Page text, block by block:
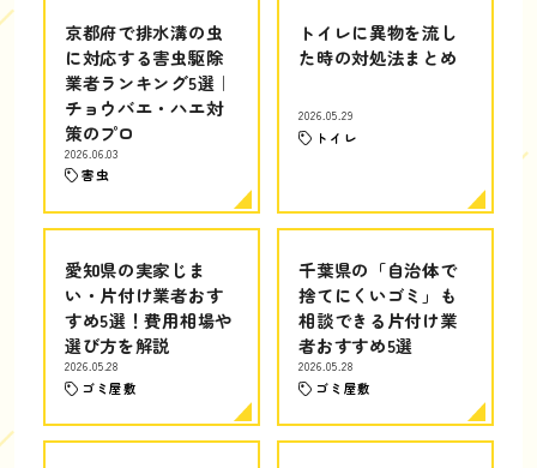
京都府で排水溝の虫
に対応する害虫駆除
業者ランキング5選｜
チョウバエ・ハエ対
策のプロ
2026.06.03
害虫
トイレに異物を流し
た時の対処法まとめ
2026.05.29
トイレ
愛知県の実家じま
い・片付け業者おす
すめ5選！費用相場や
選び方を解説
2026.05.28
ゴミ屋敷
千葉県の「自治体で
捨てにくいゴミ」も
相談できる片付け業
者おすすめ5選
2026.05.28
ゴミ屋敷